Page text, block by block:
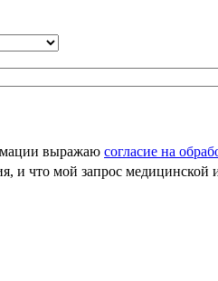
выражаю согласие на
и что мой запрос